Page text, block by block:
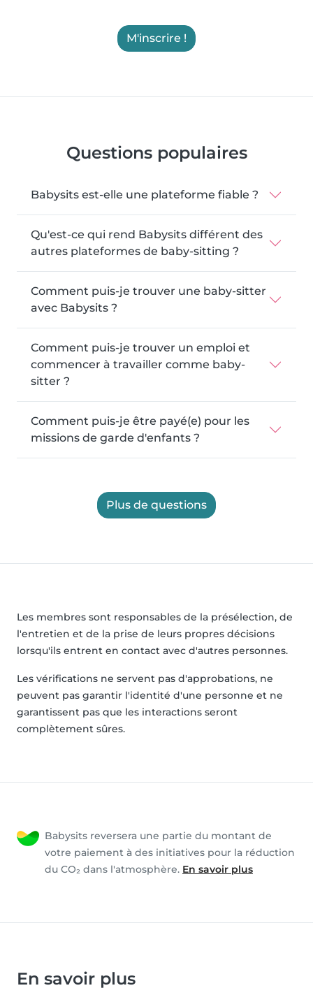
M'inscrire !
Questions populaires
Babysits est-elle une plateforme fiable ?
Qu'est-ce qui rend Babysits différent des
autres plateformes de baby-sitting ?
Comment puis-je trouver une baby-sitter
avec Babysits ?
Comment puis-je trouver un emploi et
commencer à travailler comme baby-
sitter ?
Comment puis-je être payé(e) pour les
missions de garde d'enfants ?
Plus de questions
Les membres sont responsables de la présélection, de
l'entretien et de la prise de leurs propres décisions
lorsqu'ils entrent en contact avec d'autres personnes.
Les vérifications ne servent pas d'approbations, ne
peuvent pas garantir l'identité d'une personne et ne
garantissent pas que les interactions seront
complètement sûres.
Babysits reversera une partie du montant de
votre paiement à des initiatives pour la réduction
du CO₂ dans l'atmosphère. En savoir plus
En savoir plus